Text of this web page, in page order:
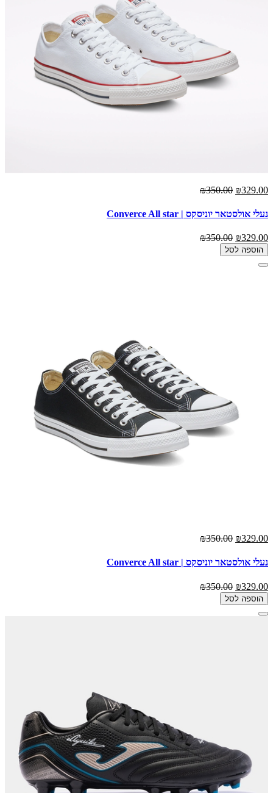
₪329.00
₪350.00
נעלי אולסטאר יוניסקס | Converce All star
₪329.00
₪350.00
הוספה לסל
₪329.00
₪350.00
נעלי אולסטאר יוניסקס | Converce All star
₪329.00
₪350.00
הוספה לסל